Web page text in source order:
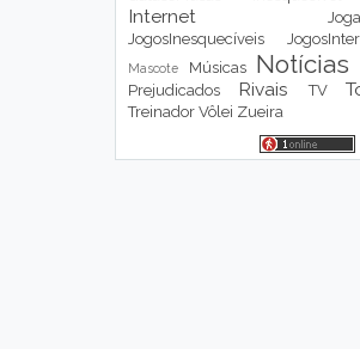
Internet
JogosInesquecíveis
Mascote Músicas Notícias
Prejudicados Rivais TV
Treinador Vôlei Zueira